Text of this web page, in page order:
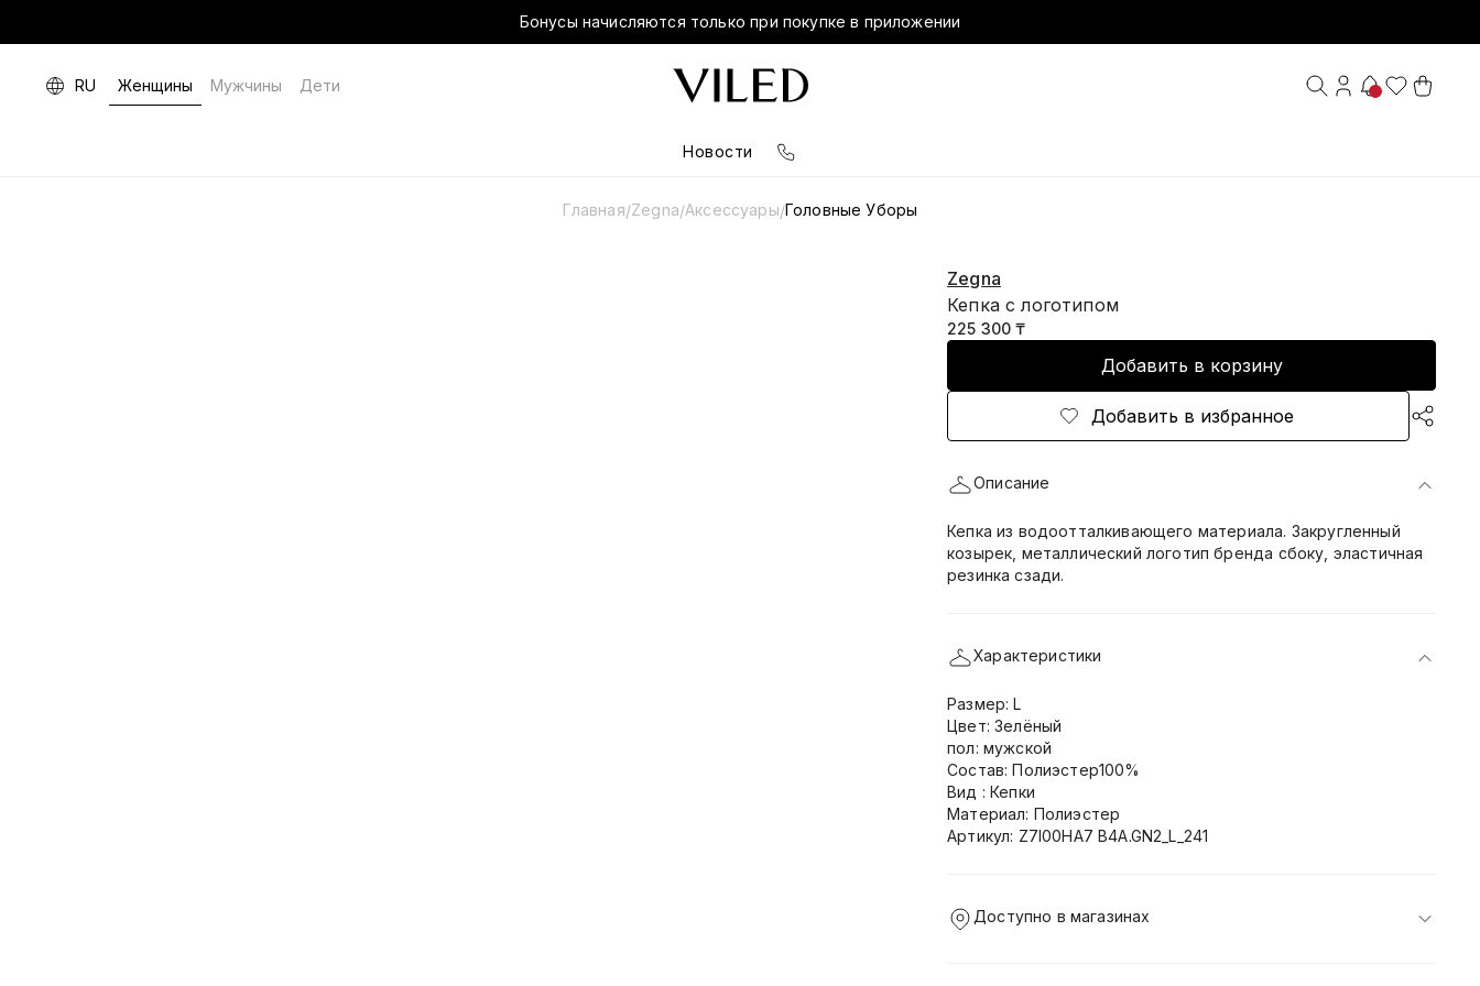
Бонусы начисляются только при покупке в приложении
RU Женщины Мужчины Дети
Новости
Главная/Zegna/Аксессуары/Головные Уборы
Zegna
Кепка с логотипом
225 300 ₸
Добавить в корзину
Добавить в избранное
Описание
Кепка из водоотталкивающего материала. Закругленный
козырек, металлический логотип бренда сбоку, эластичная
резинка сзади.
Характеристики
Размер: L
Цвет: Зелёный
пол: мужской
Состав: Полиэстер100%
Вид : Кепки
Материал: Полиэстер
Артикул: Z7I00HA7 B4A.GN2_L_241
Доступно в магазинах